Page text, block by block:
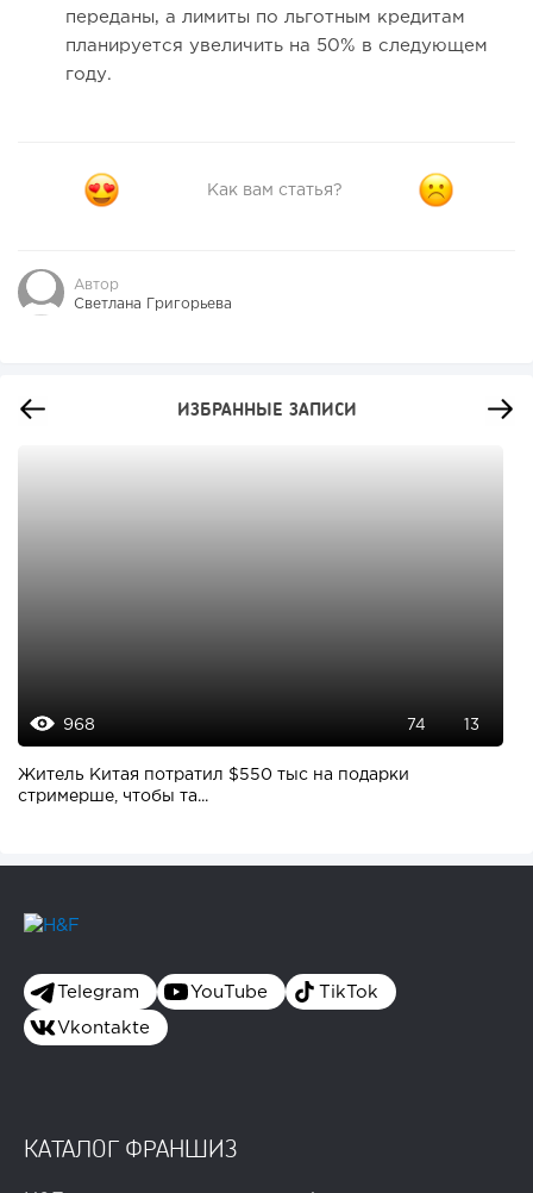
переданы, а лимиты по льготным кредитам
планируется увеличить на 50% в следующем
году.
Как вам статья?
Автор
Светлана Григорьева
ИЗБРАННЫЕ ЗАПИСИ
968 74 13
Житель Китая потратил $550 тыс на подарки
стримерше, чтобы та...
Telegram YouTube TikTok
Vkontakte
КАТАЛОГ ФРАНШИЗ